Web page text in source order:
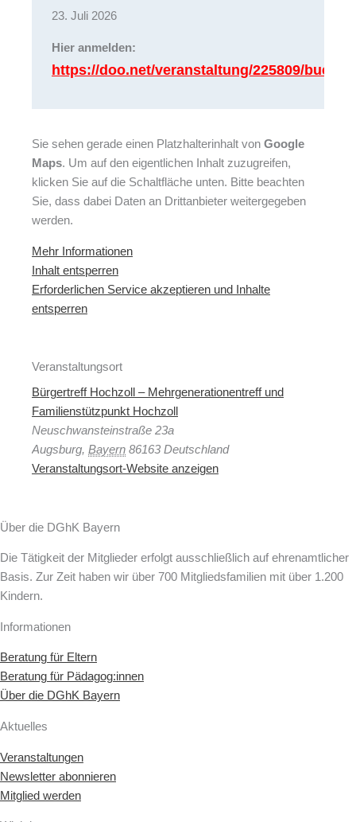
23. Juli 2026
Hier anmelden:
https://doo.net/veranstaltung/225809/
Veranstaltungsort
Bürgertreff Hochzoll – Mehrgenerationentreff und
Familienstützpunkt Hochzoll
Neuschwansteinstraße 23a
Augsburg, Bayern 86163 Deutschland
Veranstaltungsort-Website anzeigen
Sie sehen gerade einen Platzhalterinhalt von Google
Maps. Um auf den eigentlichen Inhalt zuzugreifen,
klicken Sie auf die Schaltfläche unten. Bitte beachten
Sie, dass dabei Daten an Drittanbieter weitergegeben
werden.
Mehr Informationen
Inhalt entsperren
Erforderlichen Service akzeptieren und Inhalte
entsperren
Über die DGhK Bayern
Die Tätigkeit der Mitglieder erfolgt ausschließlich auf ehrenamtlicher
Basis. Zur Zeit haben wir über 700 Mitgliedsfamilien mit über 1.200
Kindern.
Informationen
Beratung für Eltern
Beratung für Pädagog:innen
Über die DGhK Bayern
Aktuelles
Veranstaltungen
Newsletter abonnieren
Mitglied werden